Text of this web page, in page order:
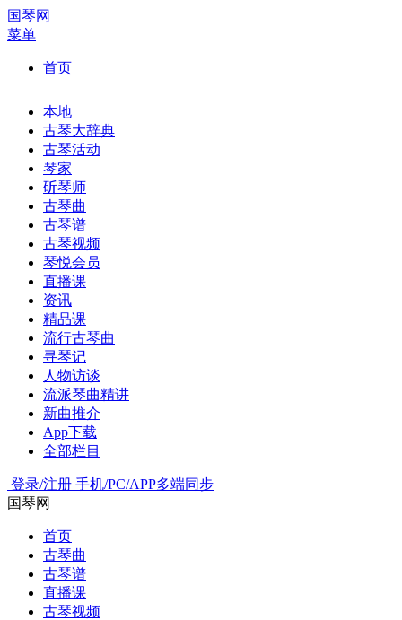
国琴网
菜单
首页
本地
古琴大辞典
古琴活动
琴家
斫琴师
古琴曲
古琴谱
古琴视频
琴悦会员
直播课
资讯
精品课
流行古琴曲
寻琴记
人物访谈
流派琴曲精讲
新曲推介
App下载
全部栏目
登录/注册 手机/PC/APP多端同步
国琴网
首页
古琴曲
古琴谱
直播课
古琴视频